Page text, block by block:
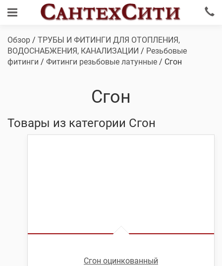
Обзор / ТРУБЫ И ФИТИНГИ ДЛЯ ОТОПЛЕНИЯ,
ВОДОСНАБЖЕНИЯ, КАНАЛИЗАЦИИ / Резьбовые
фитинги / Фитинги резьбовые латунные / Сгон
Сгон
Товары из категории Сгон
Сгон оцинкованный